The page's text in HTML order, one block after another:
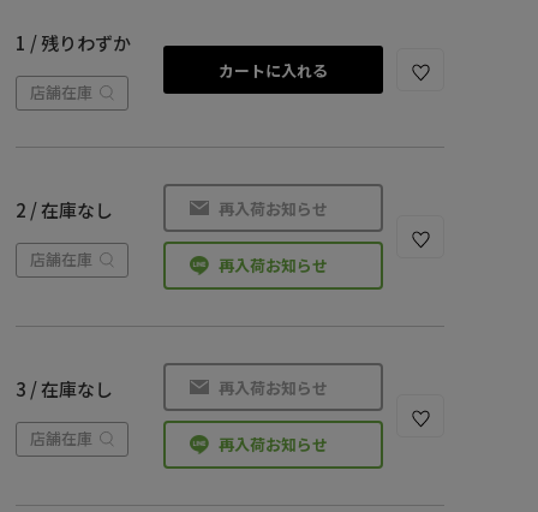
1 / 残りわずか
店舗在庫
カートに入れる
2 / 在庫なし
店舗在庫
再入荷お知らせ
再入荷お知らせ
3 / 在庫なし
店舗在庫
再入荷お知らせ
再入荷お知らせ